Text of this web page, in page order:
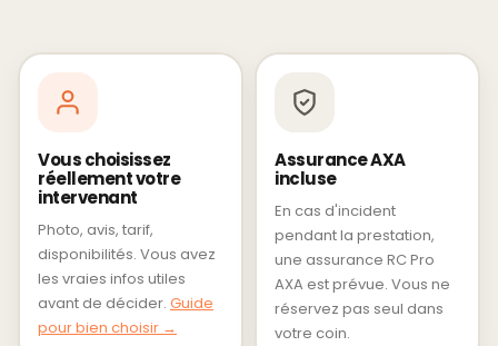
Vous choisissez
réellement votre
intervenant
Photo, avis, tarif,
disponibilités. Vous avez
les vraies infos utiles
avant de décider. Guide
pour bien choisir →
Assurance AXA
incluse
En cas d'incident
pendant la prestation,
une assurance RC Pro
AXA est prévue. Vous ne
réservez pas seul dans
votre coin.